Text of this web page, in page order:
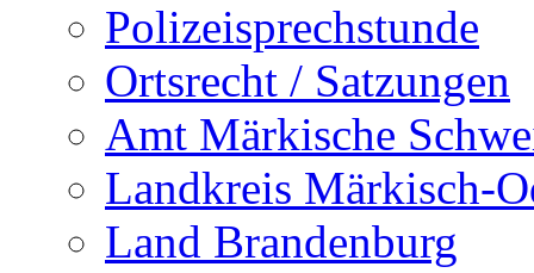
Polizeisprechstunde
Ortsrecht / Satzungen
Amt Märkische
Landkreis Märkisch-
Land Brandenburg